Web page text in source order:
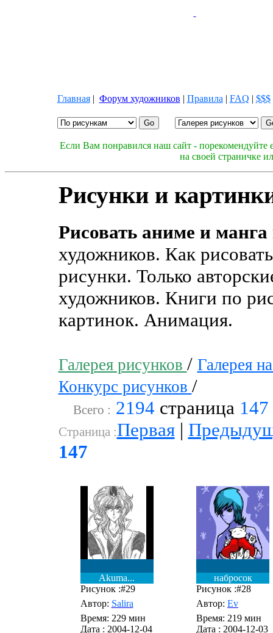
Главная| Форум художников | Правила | FAQ | $$$
Если Вам понравился наш сайт - порекомендуйте
на своей страничке
Рисунки и
Рисовать аниме и
художников. Как
рисунки. Только
художников. Книги по
картинок. Анимация.
Галерея рисунков / Галерея
Конкурс рисунков /
Всего : 2194 страница 147
Cтраница :Первая|
147
Akuma...
Рисунок :#29
Автор: Salira
Время: 229 мин
Дата : 2004-12-04
набросок
Рисунок :#28
Автор: Ev
Время: 219 мин
Дата : 2004-12-03